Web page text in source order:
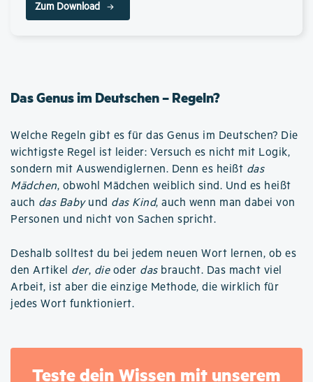
Zum Download
Das Genus im Deutschen – Regeln?
Welche Regeln gibt es für das Genus im Deutschen? Die
wichtigste Regel ist leider: Versuch es nicht mit Logik,
sondern mit Auswendiglernen. Denn es heißt das
Mädchen, obwohl Mädchen weiblich sind. Und es heißt
auch das Babyund das Kind, auch wenn man dabei von
Personen und nicht von Sachen spricht.
Deshalb solltest du bei jedem neuen Wort lernen, ob es
den Artikel der, dieoder dasbraucht. Das macht viel
Arbeit, ist aber die einzige Methode, die wirklich für
jedes Wort funktioniert.
Teste dein Wissen mit unserem